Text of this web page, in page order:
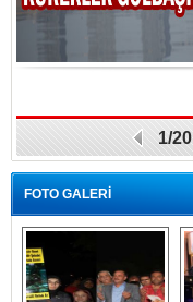
1/20
FOTO GALERİ